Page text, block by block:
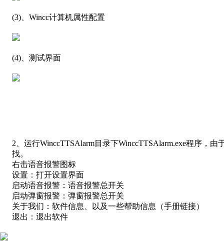
(3) Wincc计算机属性配置
(4) 、测试界面
2、 运行WinccTTSAlarm目录下WinccTTSAlarm.exe程序，由
找。
右击语音报警图标
设置：打开设置界面
启动语音报警：语音报警总开关
启动弹窗报警：弹窗报警总开关
关于我们：软件信息、以及一些帮助信息（手册链接）
退出：退出软件